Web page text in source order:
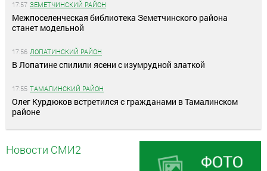
17:57 ЗЕМЕТЧИНСКИЙ РАЙОН
Межпоселенческая библиотека Земетчинского района
станет модельной
17:56 ЛОПАТИНСКИЙ РАЙОН
В Лопатине спилили ясени с изумрудной златкой
17:55 ТАМАЛИНСКИЙ РАЙОН
Олег Курдюков встретился с гражданами в Тамалинском
районе
Новости СМИ2